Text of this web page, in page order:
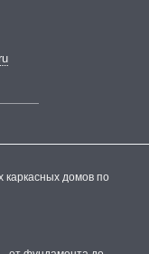
каркасных домов по